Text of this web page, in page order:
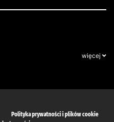
więcej
Polityka prywatności i plików cookie